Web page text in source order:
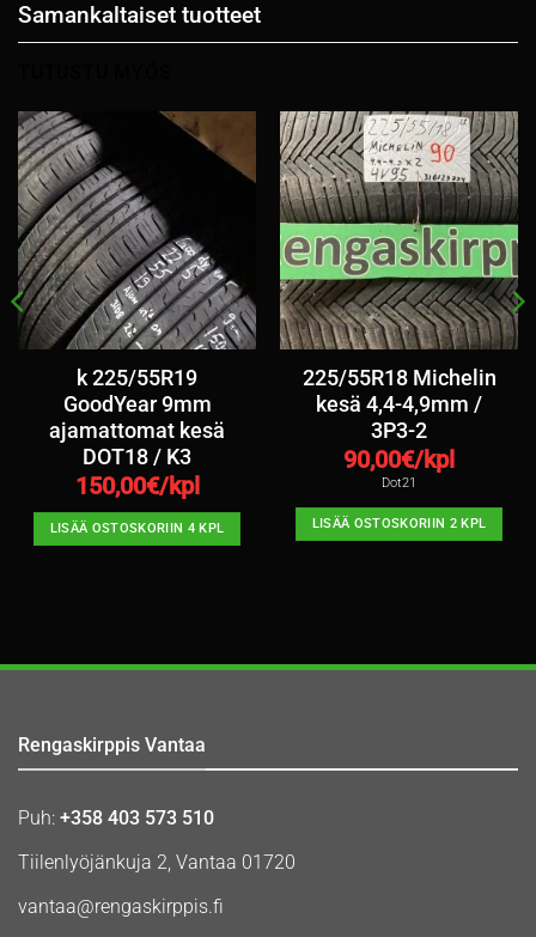
Samankaltaiset tuotteet
k 225/55R19
GoodYear 9mm
ajamattomat kesä
DOT18 / K3
150,00€/kpl
LISÄÄ OSTOSKORIIN 4 KPL
225/55R18 Michelin
kesä 4,4-4,9mm /
3P3-2
90,00€/kpl
Dot21
LISÄÄ OSTOSKORIIN 2 KPL
Rengaskirppis Vantaa
Puh: +358 403 573 510
Tiilenlyöjänkuja 2, Vantaa 01720
vantaa@rengaskirppis.fi